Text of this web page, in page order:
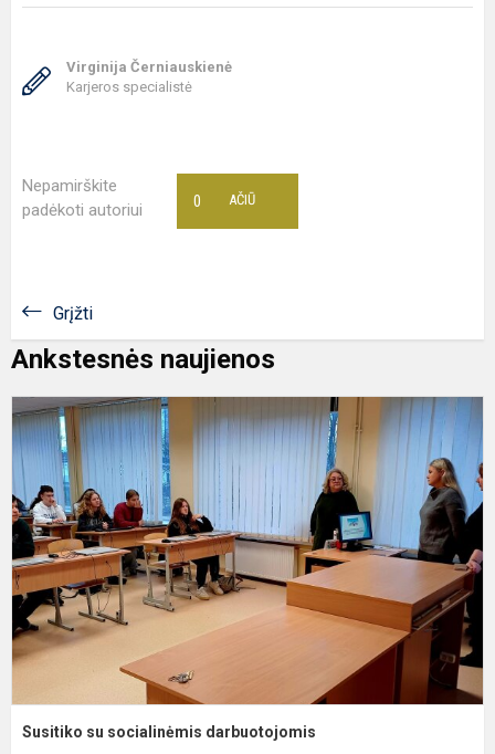
Virginija Černiauskienė
Karjeros specialistė
Nepamirškite
padėkoti autoriui
AČIŪ
0
Grįžti
Ankstesnės naujienos
Susitiko su socialinėmis darbuotojomis